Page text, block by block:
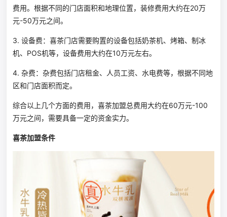
费用。根据不同的门店面积和地理位置，装修费用大约在20万
元-50万元之间。
3. 设备费：喜茶门店需要购置的设备包括奶茶机、烤箱、制冰
机、POS机等，设备费用大约在10万元左右。
4. 杂费：杂费包括门店租金、人员工资、水电费等，根据不同地
区和门店面积而定。
综合以上几个方面的费用，喜茶加盟总费用大约在60万元-100
万元之间，需要具备一定的资金实力。
喜茶加盟条件